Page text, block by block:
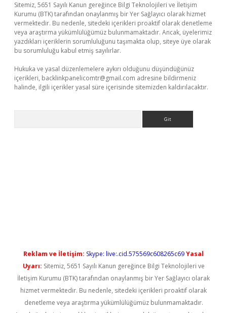
Sitemiz, 5651 Sayılı Kanun gereğince Bilgi Teknolojileri ve İletişim
Kurumu (BTK) tarafından onaylanmış bir Yer Sağlayıcı olarak hizmet
vermektedir. Bu nedenle, sitedeki içerikleri proaktif olarak denetleme
veya araştırma yükümlülüğümüz bulunmamaktadır. Ancak, üyelerimiz
yazdıkları içeriklerin sorumluluğunu taşımakta olup, siteye üye olarak
bu sorumluluğu kabul etmiş sayılırlar.
Hukuka ve yasal düzenlemelere aykırı olduğunu düşündüğünüz
içerikleri, backlinkpanelicomtr@gmail.com adresine bildirmeniz
halinde, ilgili içerikler yasal süre içerisinde sitemizden kaldırılacaktır.
Reklam ve İletişim: Skype: live:.cid.575569c608265c69Yasal
Uyarı: Sitemiz, 5651 Sayılı Kanun gereğince Bilgi Teknolojileri ve
İletişim Kurumu (BTK) tarafından onaylanmış bir Yer Sağlayıcı olarak
hizmet vermektedir. Bu nedenle, sitedeki içerikleri proaktif olarak
denetleme veya araştırma yükümlülüğümüz bulunmamaktadır.